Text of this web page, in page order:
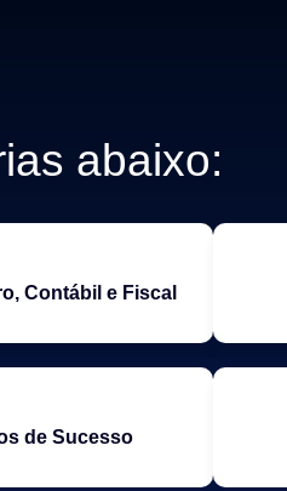
abaixo:
Contábil e Fiscal
de Sucesso